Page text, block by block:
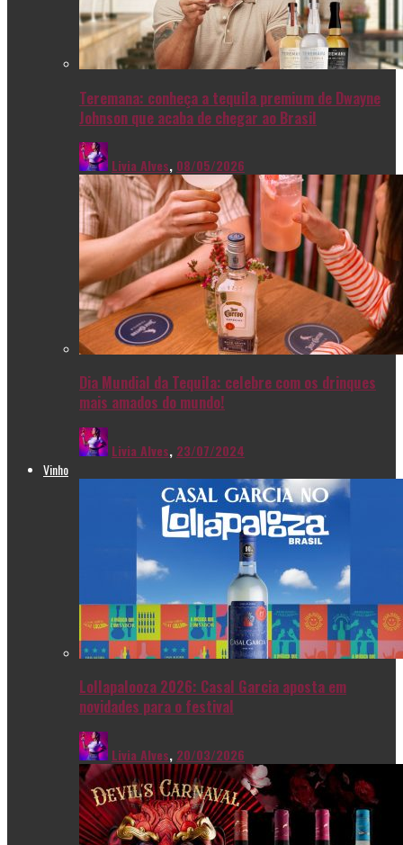
Teremana: conheça a tequila premium de Dwayne
Johnson que acaba de chegar ao Brasil
Livia Alves, 08/05/2026
Dia Mundial da Tequila: celebre com os drinques
mais amados do mundo!
Livia Alves, 23/07/2024
Vinho
Lollapalooza 2026: Casal Garcia aposta em
novidades para o festival
Livia Alves, 20/03/2026